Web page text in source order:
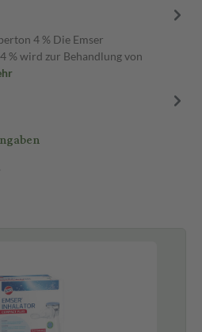
4 % Die Emser
% wird zur Behandlung von